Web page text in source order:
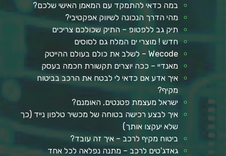
במה כדאי להתמקד עם המאמן האישי שלכם?
מהי הדרך הנכונה לשיווק אפקטיבי?
תיק גב ללפטופ – התיק שכולכם צריכים
חדש ! מוצרי ים המלח גם לסוסים
Wecode – לשלב את כולם בעולם ההייטק
מאנדיי – ככה יוצרים תקשורת חכמה בעסק
איך אדע אם כדאי לי לבטח את הרכב בביטוח
מקיף?
ישראל מעצמת פטנטים, האומנם?
איך לבצע רכישה בטוחה של מכשיר טלפון נייד (כך
שלא יעקצו אותך)
ביטוח מקיף לרכב – איך זה עובד?
גאדג'טים לרכב – מתנה נפלאה לכל אחד